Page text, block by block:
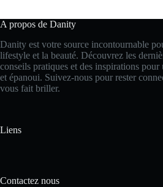
A propos de Danity
Danity est votre source incontournable
lifestyle et la beauté. Découvrez les
conseils pratiques et des inspirations
et épanoui. Suivez-nous pour rester
vous fait briller.
Liens
Contactez nous